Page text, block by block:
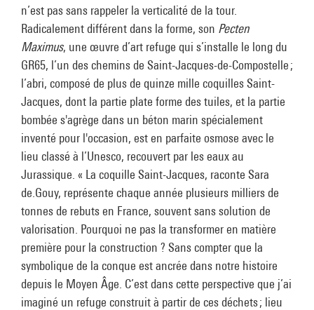
n’est pas sans rappeler la verticalité de la tour.
Radicalement différent dans la forme, son Pecten
Maximus, une œuvre d’art refuge qui s’installe le long du
GR65, l’un des chemins de Saint-Jacques-de-Compostelle ;
l’abri, composé de plus de quinze mille coquilles Saint-
Jacques, dont la partie plate forme des tuiles, et la partie
bombée s'agrège dans un béton marin spécialement
inventé pour l'occasion, est en parfaite osmose avec le
lieu classé à l’Unesco, recouvert par les eaux au
Jurassique. « La coquille Saint-Jacques, raconte Sara
de.Gouy, représente chaque année plusieurs milliers de
tonnes de rebuts en France, souvent sans solution de
valorisation. Pourquoi ne pas la transformer en matière
première pour la construction ? Sans compter que la
symbolique de la conque est ancrée dans notre histoire
depuis le Moyen Âge. C’est dans cette perspective que j’ai
imaginé un refuge construit à partir de ces déchets ; lieu